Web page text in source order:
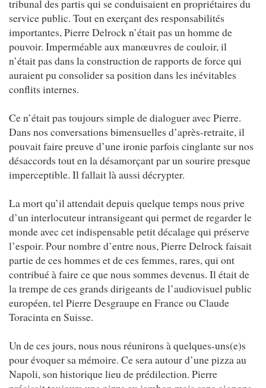
tribunal des partis qui se conduisaient en propriétaires du
service public. Tout en exerçant des responsabilités
importantes, Pierre Delrock n’était pas un homme de
pouvoir. Imperméable aux manœuvres de couloir, il
n’était pas dans la construction de rapports de force qui
auraient pu consolider sa position dans les inévitables
conflits internes.
Ce n’était pas toujours simple de dialoguer avec Pierre.
Dans nos conversations bimensuelles d’après-retraite, il
pouvait faire preuve d’une ironie parfois cinglante sur nos
désaccords tout en la désamorçant par un sourire presque
imperceptible. Il fallait là aussi décrypter.
La mort qu’il attendait depuis quelque temps nous prive
d’un interlocuteur intransigeant qui permet de regarder le
monde avec cet indispensable petit décalage qui préserve
l’espoir. Pour nombre d’entre nous, Pierre Delrock faisait
partie de ces hommes et de ces femmes, rares, qui ont
contribué à faire ce que nous sommes devenus. Il était de
la trempe de ces grands dirigeants de l’audiovisuel public
européen, tel Pierre Desgraupe en France ou Claude
Toracinta en Suisse.
Un de ces jours, nous nous réunirons à quelques-uns(e)s
pour évoquer sa mémoire. Ce sera autour d’une pizza au
Napoli, son historique lieu de prédilection. Pierre